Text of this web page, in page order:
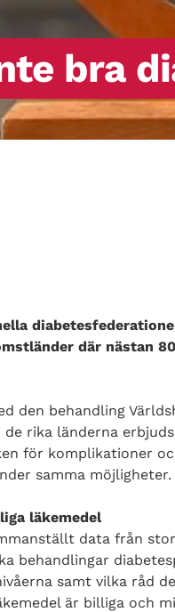
bra
där nästan
den behandling
de rika länderna
för komplikationer
samma möjligheter.
läkemedel
data från
behandlingar
samt vilka råd
är billiga och